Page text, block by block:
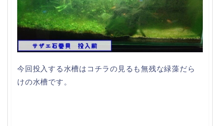
今回投入する水槽はコチラの見るも無残な緑藻だら
けの水槽です。